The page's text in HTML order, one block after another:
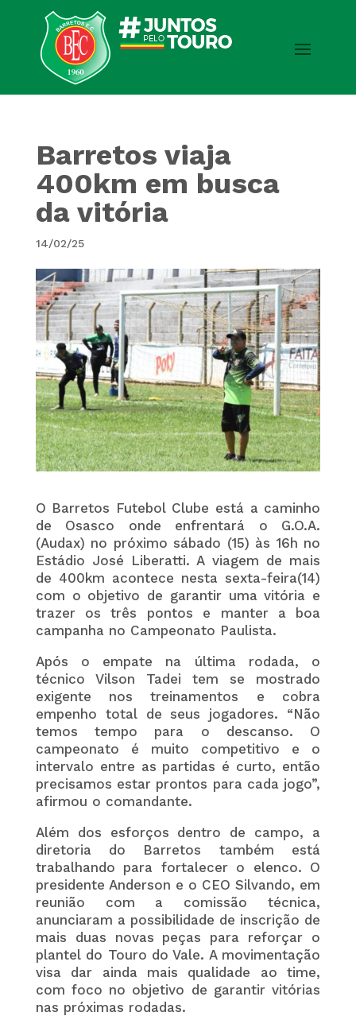
Barretos viaja
400km em busca
da vitória
14/02/25
O Barretos Futebol Clube está a caminho
de Osasco onde enfrentará o G.O.A.
(Audax) no próximo sábado (15) às 16h no
Estádio José Liberatti. A viagem de mais
de 400km acontece nesta sexta-feira(14)
com o objetivo de garantir uma vitória e
trazer os três pontos e manter a boa
campanha no Campeonato Paulista.
Após o empate na última rodada, o
técnico Vilson Tadei tem se mostrado
exigente nos treinamentos e cobra
empenho total de seus jogadores. “Não
temos tempo para o descanso. O
campeonato é muito competitivo e o
intervalo entre as partidas é curto, então
precisamos estar prontos para cada jogo”,
afirmou o comandante.
Além dos esforços dentro de campo, a
diretoria do Barretos também está
trabalhando para fortalecer o elenco. O
presidente Anderson e o CEO Silvando, em
reunião com a comissão técnica,
anunciaram a possibilidade de inscrição de
mais duas novas peças para reforçar o
plantel do Touro do Vale. A movimentação
visa dar ainda mais qualidade ao time,
com foco no objetivo de garantir vitórias
nas próximas rodadas.